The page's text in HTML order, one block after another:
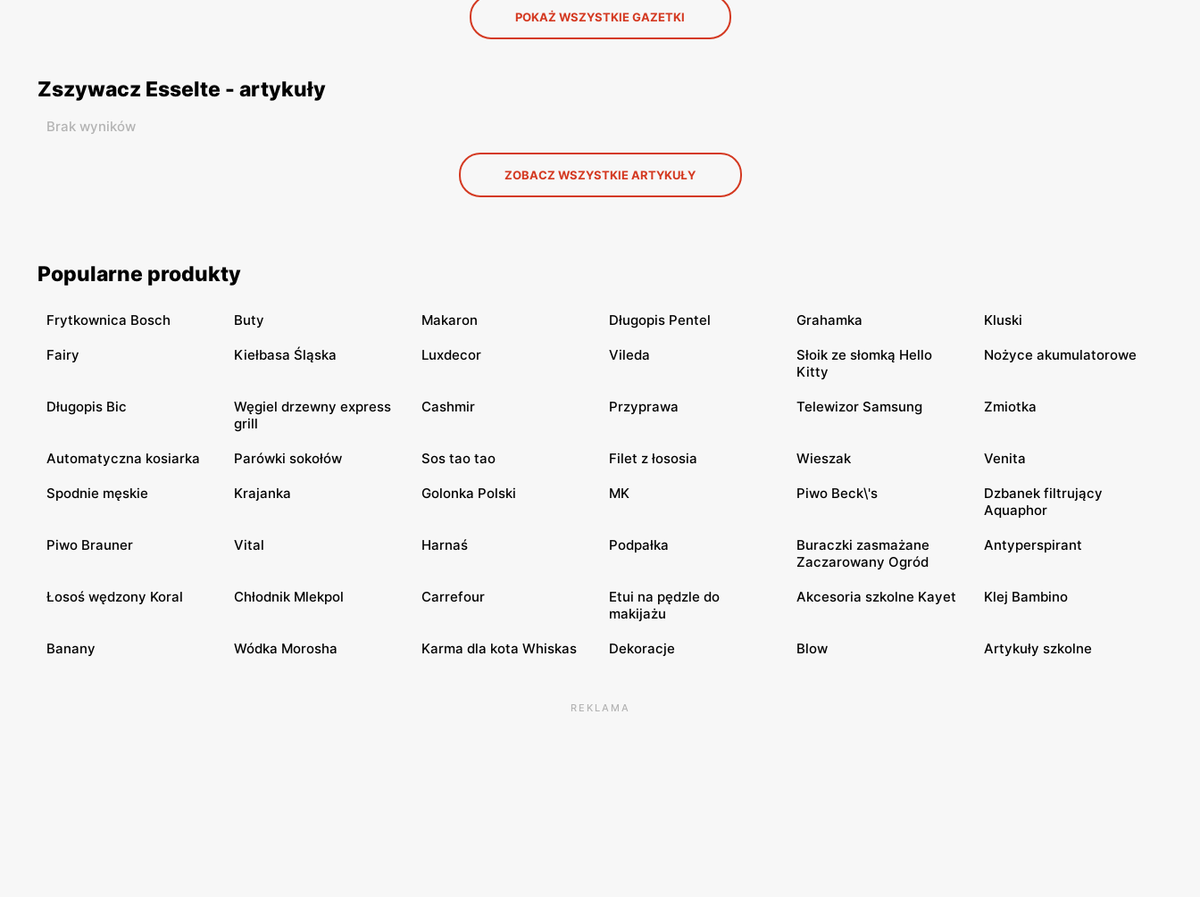
POKAŻ WSZYSTKIE GAZETKI
Zszywacz Esselte - artykuły
Brak wyników
ZOBACZ WSZYSTKIE ARTYKUŁY
Popularne produkty
Frytkownica Bosch Buty Makaron Długopis Pentel Grahamka Kluski
Fairy Kiełbasa Śląska Luxdecor Vileda
Słoik ze słomką Hello
Kitty
Nożyce akumulatorowe
Długopis Bic
Węgiel drzewny express
grill
Cashmir Przyprawa Telewizor Samsung Zmiotka
Automatyczna kosiarka Parówki sokołów Sos tao tao Filet z łososia Wieszak Venita
Spodnie męskie Krajanka Golonka Polski MK Piwo Beck\'s
Dzbanek filtrujący
Aquaphor
Piwo Brauner Vital Harnaś Podpałka
Buraczki zasmażane
Zaczarowany Ogród
Antyperspirant
Łosoś wędzony Koral Chłodnik Mlekpol Carrefour
Etui na pędzle do
makijażu
Akcesoria szkolne Kayet Klej Bambino
Banany Wódka Morosha Karma dla kota Whiskas Dekoracje Blow Artykuły szkolne
REKLAMA